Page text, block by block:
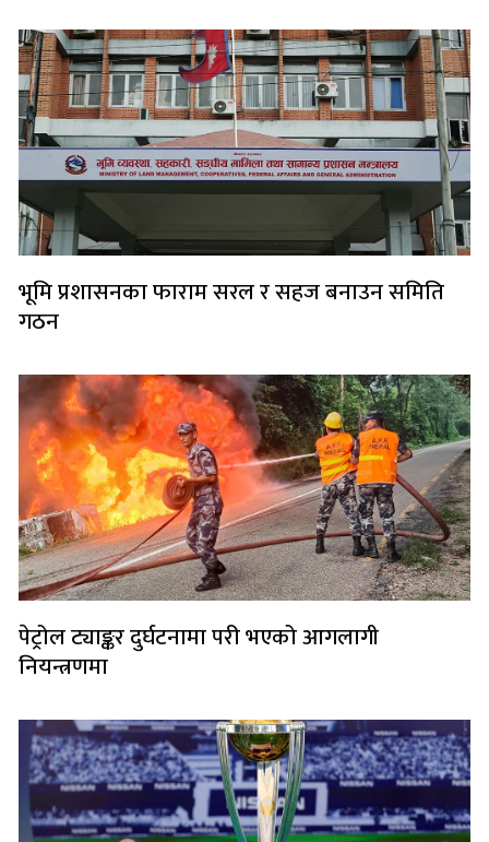
भूमि प्रशासनका फाराम सरल र सहज बनाउन समिति
गठन
पेट्रोल ट्याङ्कर दुर्घटनामा परी भएको आगलागी
नियन्त्रणमा